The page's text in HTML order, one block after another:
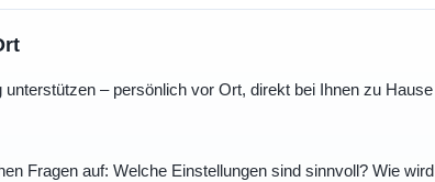
– persönlich vor Ort, direkt bei Ihnen zu Hause
Fragen auf: Welche Einstellungen sind sinnvoll? Wie wird